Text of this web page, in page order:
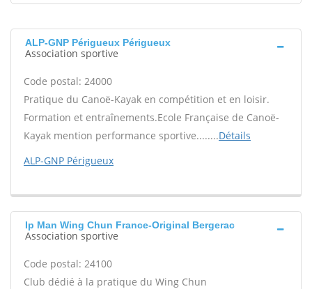
ALP-GNP Périgueux Périgueux
Association sportive
Code postal: 24000
Pratique du Canoë-Kayak en compétition et en loisir.
Formation et entraînements.Ecole Française de Canoë-
Kayak mention performance sportive........Détails
ALP-GNP Périgueux
Ip Man Wing Chun France-Original Bergerac
Association sportive
Code postal: 24100
Club dédié à la pratique du Wing Chun